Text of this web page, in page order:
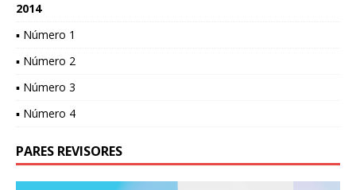
2014
▪ Número 1
▪ Número 2
▪ Número 3
▪ Número 4
PARES REVISORES